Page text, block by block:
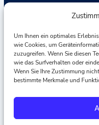
Um Ihnen ein optimales
wie Cookies, um
zuzugreifen. Wenn Sie diesen
wie das Surfverhalten oder
Wenn Sie Ihre Zustimmung
bestimmte Merkmale und
Statistik
Van VLIET Flower
c s n